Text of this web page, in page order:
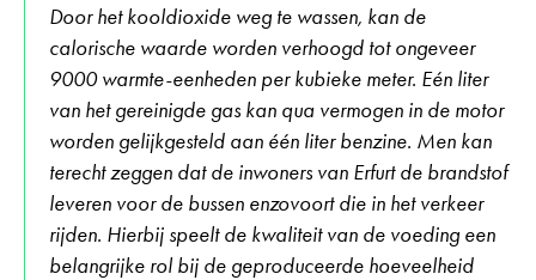
Door het kooldioxide weg te wassen, kan de
calorische waarde worden verhoogd tot ongeveer
9000 warmte-eenheden per kubieke meter. Eén liter
van het gereinigde gas kan qua vermogen in de motor
worden gelijkgesteld aan één liter benzine. Men kan
terecht zeggen dat de inwoners van Erfurt de brandstof
leveren voor de bussen enzovoort die in het verkeer
rijden. Hierbij speelt de kwaliteit van de voeding een
belangrijke rol bij de geproduceerde hoeveelheid